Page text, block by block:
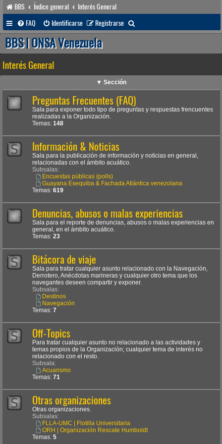
BBS Índice general
Interés General
FAQ
Identificarse Registrarse
u
a
r
BBS | ONSA Venezuela
Interés General
▼ Sección
Preguntas Frecuentes (FAQ)
Sala para exponer todo tipo de preguntas y respuestas frencuentes
realizadas a la Organización.
Temas: 148
Información & Noticias
Sala para la publicación de información y noticias en general,
relacionadas con el ámbito acuático.
Subsalas:
Encuestas públicas (polls)
Guayana Esequiba & Fachada Atlántica venezolana
Temas: 619
Denuncias, abusos o malas experiencias
Sala para el reporte de denuncias, abusos o malas experiencias en
general, en el ámbito acuático.
Temas: 23
Bitácora de viaje
Sala para tratar cualquier asunto relacionado con la Navegación,
Derrotero, Anécdotas marineras y cualquier otro tema que los
navegantes deseen compartir y exponer.
Subsalas:
Destinos
Navegación
Temas: 7
Off-Topics
Para tratar cualquier asunto no relacionado a las actividades y
temas propios de la Organización; cualquier tema de interés no
relacionado con el resto.
Subsala:
Acuarismo
Temas: 71
Otras organizaciones
Otras organizaciones.
Subsalas:
FLLA-UMC | Flotilla Universitaria
ORH | Organización Rescate Humboldt
Temas: 5